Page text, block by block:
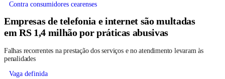
Contra consumidores cearenses
Empresas de telefonia e internet são multadas
em RS 1,4 milhão por práticas abusivas
Falhas recorrentes na prestação dos serviços e no atendimento levaram às
penalidades
Vaga definida